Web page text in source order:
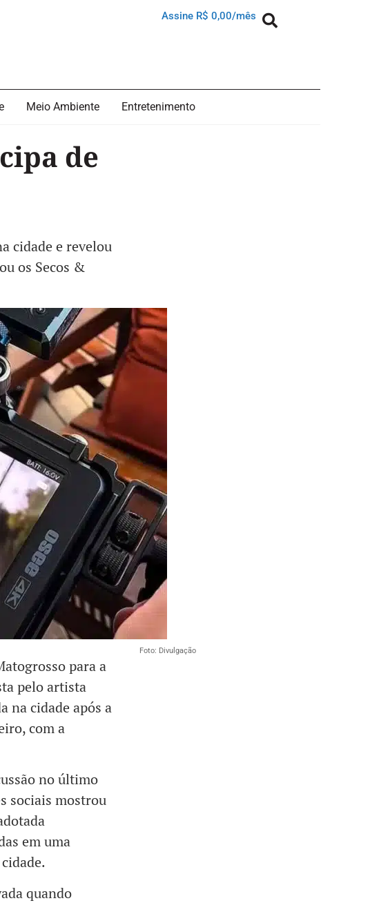
Assine R$ 0,00/mês
Meio Ambiente Entretenimento
de
cidade e revelou
os Secos &
Foto: Divulgação
para a
pelo artista
na cidade após a
com a
no último
sociais mostrou
em uma
quando